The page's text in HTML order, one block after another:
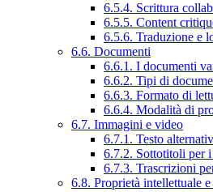
6.5.4. Scrittura
6.5.5. Content
6.5.6. Traduzione e
6.6. Documenti
6.6.1. I documenti
6.6.2. Tipi di
6.6.3. Formato di
6.6.4. Modalità di
6.7. Immagini e video
6.7.1. Testo
6.7.2. Sottotitoli per
6.7.3. Trascrizioni
6.8. Proprietà intellettuale